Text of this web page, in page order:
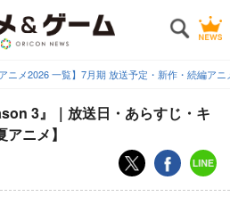
アニメ2026 一覧】7月期 放送予定・新作・続編ア
3』｜放送日・あらすじ・キ
ニメ】